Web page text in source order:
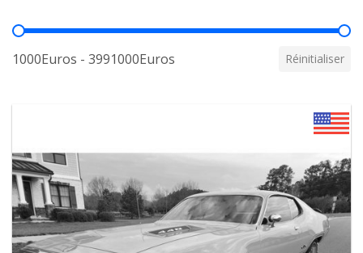
Prix
1000Euros - 3991000Euros Réinitialiser